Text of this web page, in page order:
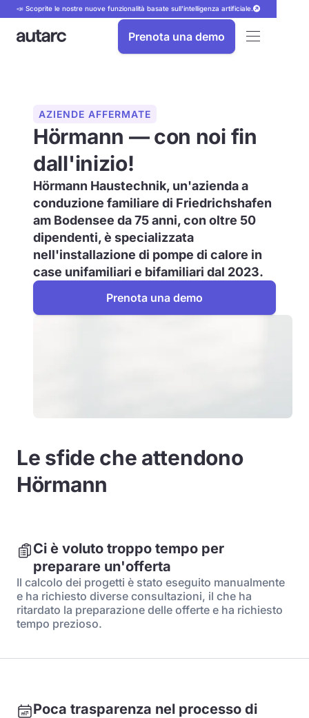
📣 Scoprite le nostre nuove funzionalità basate sull'intelligenza artificiale.
Prenota una demo
AZIENDE AFFERMATE
Hörmann — con noi fin
dall'inizio!
Hörmann Haustechnik, un'azienda a
conduzione familiare di Friedrichshafen
am Bodensee da 75 anni, con oltre 50
dipendenti, è specializzata
nell'installazione di pompe di calore in
case unifamiliari e bifamiliari dal 2023.
Prenota una demo
Le sfide che attendono
Hörmann
Ci è voluto troppo tempo per
preparare un'offerta
Il calcolo dei progetti è stato eseguito manualmente
e ha richiesto diverse consultazioni, il che ha
ritardato la preparazione delle offerte e ha richiesto
tempo prezioso.
Poca trasparenza nel processo di